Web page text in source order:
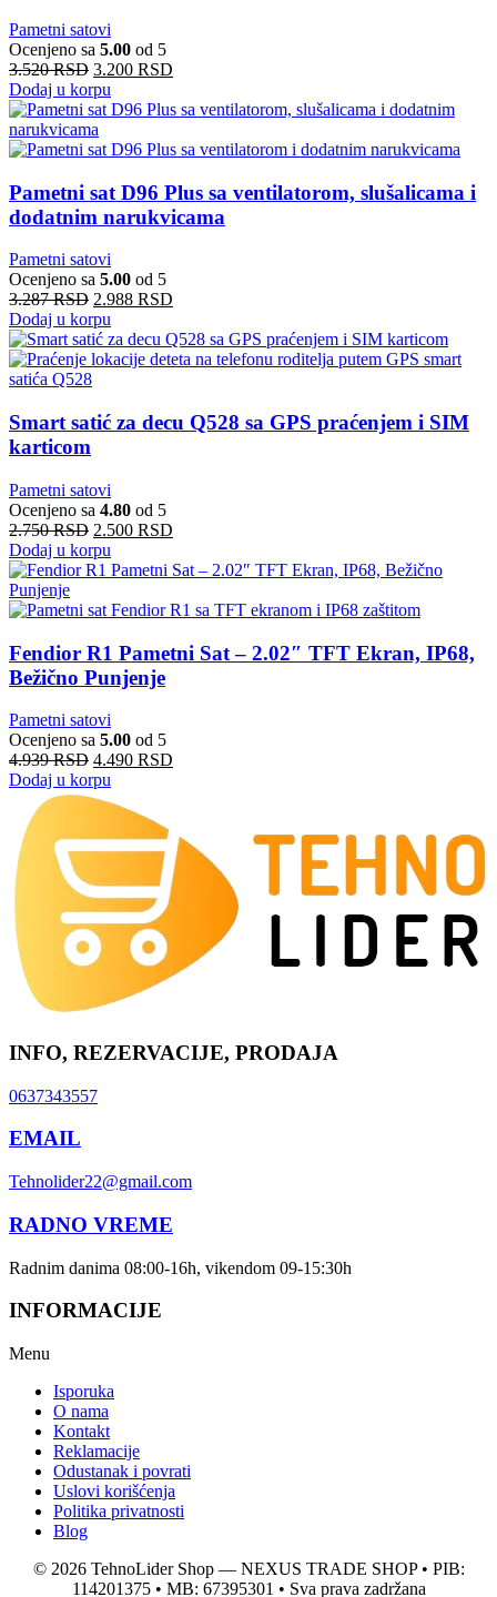
Pametni satovi
Ocenjeno sa 5.00 od 5
3.520RSD 3.200 RSD
Dodaj u korpu
Pametni sat D96 Plus sa ventilatorom, slušalicama i
dodatnim narukvicama
Pametni satovi
Ocenjeno sa 5.00 od 5
3.287RSD 2.988 RSD
Dodaj u korpu
Smart satić za decu Q528 sa GPS praćenjem i SIM
karticom
Pametni satovi
Ocenjeno sa 4.80 od 5
2.750RSD 2.500 RSD
Dodaj u korpu
Fendior R1 Pametni Sat – 2.02″ TFT Ekran, IP68,
Bežično Punjenje
Pametni satovi
Ocenjeno sa 5.00 od 5
4.939RSD 4.490 RSD
Dodaj u korpu
INFO, REZERVACIJE, PRODAJA
0637343557
EMAIL
Tehnolider22@gmail.com
RADNO VREME
Radnim danima 08:00-16h, vikendom 09-15:30h
INFORMACIJE
Menu
Isporuka
O nama
Kontakt
Reklamacije
Odustanak i povrati
Uslovi korišćenja
Politika privatnosti
Blog
© 2026 TehnoLider Shop — NEXUS TRADE SHOP • PIB:
114201375 • MB: 67395301 • Sva prava zadržana